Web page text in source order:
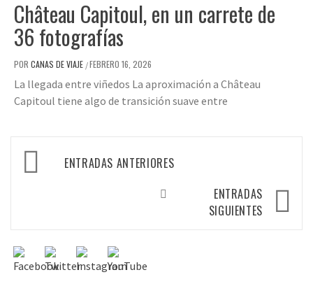
Château Capitoul, en un carrete de
36 fotografías
POR CANAS DE VIAJE /FEBRERO 16, 2026
La llegada entre viñedos La aproximación a Château
Capitoul tiene algo de transición suave entre
ENTRADAS ANTERIORES
ENTRADAS
SIGUIENTES